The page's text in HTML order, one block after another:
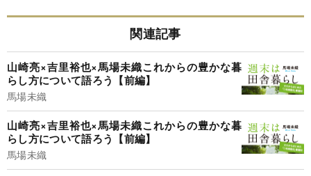
関連記事
山崎亮×吉里裕也×馬場未織これからの豊かな暮
らし方について語ろう【前編】
馬場未織
山崎亮×吉里裕也×馬場未織これからの豊かな暮
らし方について語ろう【前編】
馬場未織